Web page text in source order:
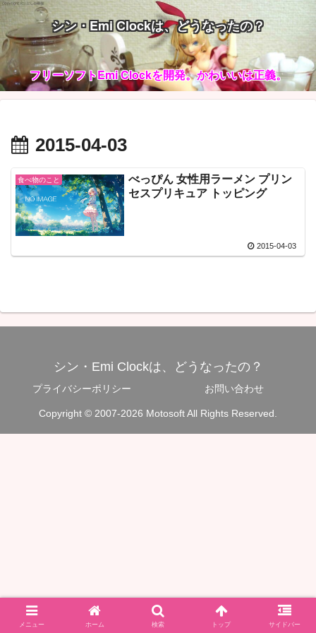
シン・Emi Clockは、どうなったの？
フリーソフトEmi Clockを開発。かわいいは正義。
2015-04-03
食べ物のこと
べっぴん 女性用ラーメン プリン
セスプリキュア トッピング
2015-04-03
シン・Emi Clockは、どうなったの？
プライバシーポリシー お問い合わせ
Copyright © 2007-2026 Motosoft All Rights Reserved.
メニュー ホーム 検索 トップ サイドバー